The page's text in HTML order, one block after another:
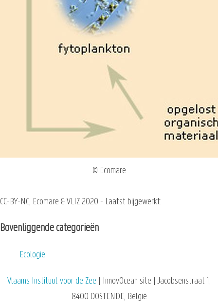
© Ecomare
CC-BY-NC, Ecomare & VLIZ 2020 - Laatst bijgewerkt:
Bovenliggende categorieën
Ecologie
Vlaams Instituut voor de Zee | InnovOcean site | Jacobsenstraat 1,
8400 OOSTENDE, België